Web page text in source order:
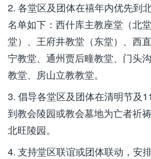
2. 各堂区及团体在禧年内优先到
名单如下：西什库主教座堂（北
堂）、王府井教堂（东堂）、西
宁教堂、通州贾后疃教堂、门头
教堂、房山立教教堂。
3. 倡导各堂区及团体在清明节及
到教会陵园或教会墓地为亡者祈
北旺陵园。
4. 支持堂区联谊或团体联动，安